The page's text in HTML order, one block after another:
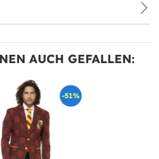
AUCH GEFALLEN:
-51%